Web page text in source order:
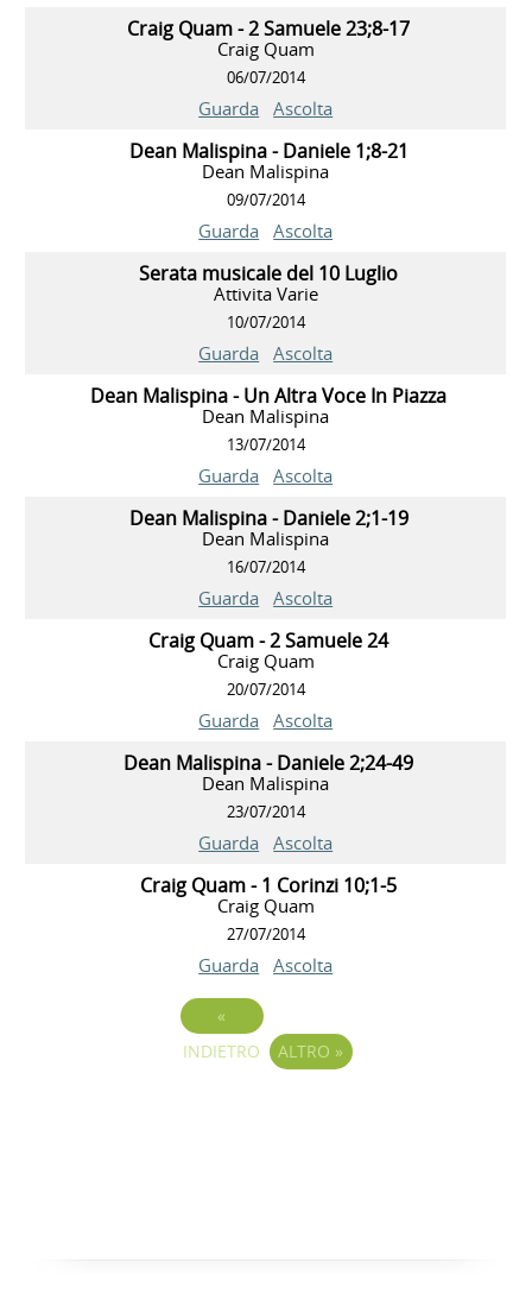
Craig Quam - 2 Samuele 23;8-17
Craig Quam
06/07/2014
Guarda Ascolta
Dean Malispina - Daniele 1;8-21
Dean Malispina
09/07/2014
Guarda Ascolta
Serata musicale del 10 Luglio
Attivita Varie
10/07/2014
Guarda Ascolta
Dean Malispina - Un Altra Voce In Piazza
Dean Malispina
13/07/2014
Guarda Ascolta
Dean Malispina - Daniele 2;1-19
Dean Malispina
16/07/2014
Guarda Ascolta
Craig Quam - 2 Samuele 24
Craig Quam
20/07/2014
Guarda Ascolta
Dean Malispina - Daniele 2;24-49
Dean Malispina
23/07/2014
Guarda Ascolta
Craig Quam - 1 Corinzi 10;1-5
Craig Quam
27/07/2014
Guarda Ascolta
«
INDIETRO
ALTRO »